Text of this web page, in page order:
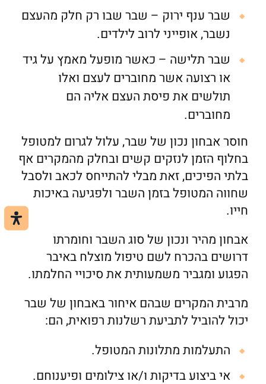
שבר ענף ירוק – שבר שבו רק חלק מהעצם
נשבר, אופייני לרוב לילדים.
שבר תלישה – כאשר מופעל מאמץ על גיד
או רצועה אשר מחוברים לעצם ואלו
תולשים את פיסת העצם אליה הם
מחוברים.
חוסר אבחון נכון של שבר, עלול לגרום למטופל
בחלוף הזמן לנזקים קשים ובחלק מהמקרים אף
בלתי הפיכים, זאת מבלי להתייחס לכאב ולסבל
שחווה המטופל בזמן השבר ולפגיעה באיכות
חייו.
אבחון מהיר ונכון של סוג השבר וחומרתו
דרושים בהכרח לשם טיפול מוצלח באיבר
הפגוע ומגביר משמעותית את סיכויי החלמתו.
מרבית המקרים שבהם איחור באבחון של שבר
יכול להוביל לתביעת רשלנות רפואית, הם:
התעלמות מתלונות המטופל.
אי ביצוע בדיקות ו/או צילומים ופיענוחם.